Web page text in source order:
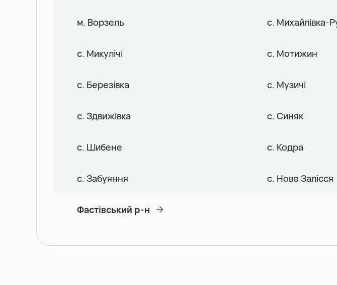
м. Ворзель
с. Михайлівка-
с. Микулічі с. Мотижин
с. Березівка с. Музичі
с. Здвижівка с. Синяк
с. Шибене с. Кодра
с. Забуяння с. Нове Залісся
Фастівський р-н